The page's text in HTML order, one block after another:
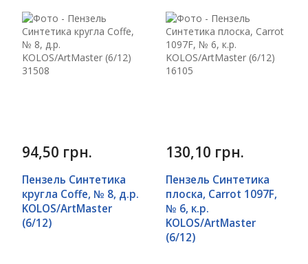
94,50 грн.
Пензель Синтетика
кругла Сoffe, № 8, д.р.
KOLOS/ArtMaster
(6/12)
130,10 грн.
Пензель Синтетика
плоска, Carrot 1097F,
№ 6, к.р.
KOLOS/ArtMaster
(6/12)